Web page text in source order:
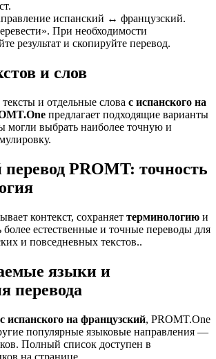
испанский ↔ французский.
При необходимости
результат и скопируйте перевод.
и слов
и отдельные слова с испанского на
предлагает подходящие варианты
могли выбрать наиболее точную и
PROMT: точность
контекст, сохраняет терминологию и
более естественные и точные переводы для
и повседневных текстов..
языки и
перевода
с испанского на французский, PROMT.One
популярные языковые направления —
Полный список доступен в
на странице.